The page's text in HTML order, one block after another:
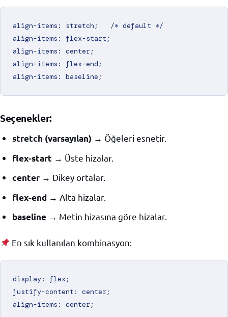
align-items: stretch;   /* default */
align-items: flex-start;
align-items: center;
align-items: flex-end;
Seçenekler:
stretch (varsayılan) → Öğeleri esnetir.
flex-start → Üste hizalar.
center → Dikey ortalar.
flex-end → Alta hizalar.
baseline → Metin hizasına göre hizalar.
En sık kullanılan kombinasyon:
display: flex;
justify-content: center;